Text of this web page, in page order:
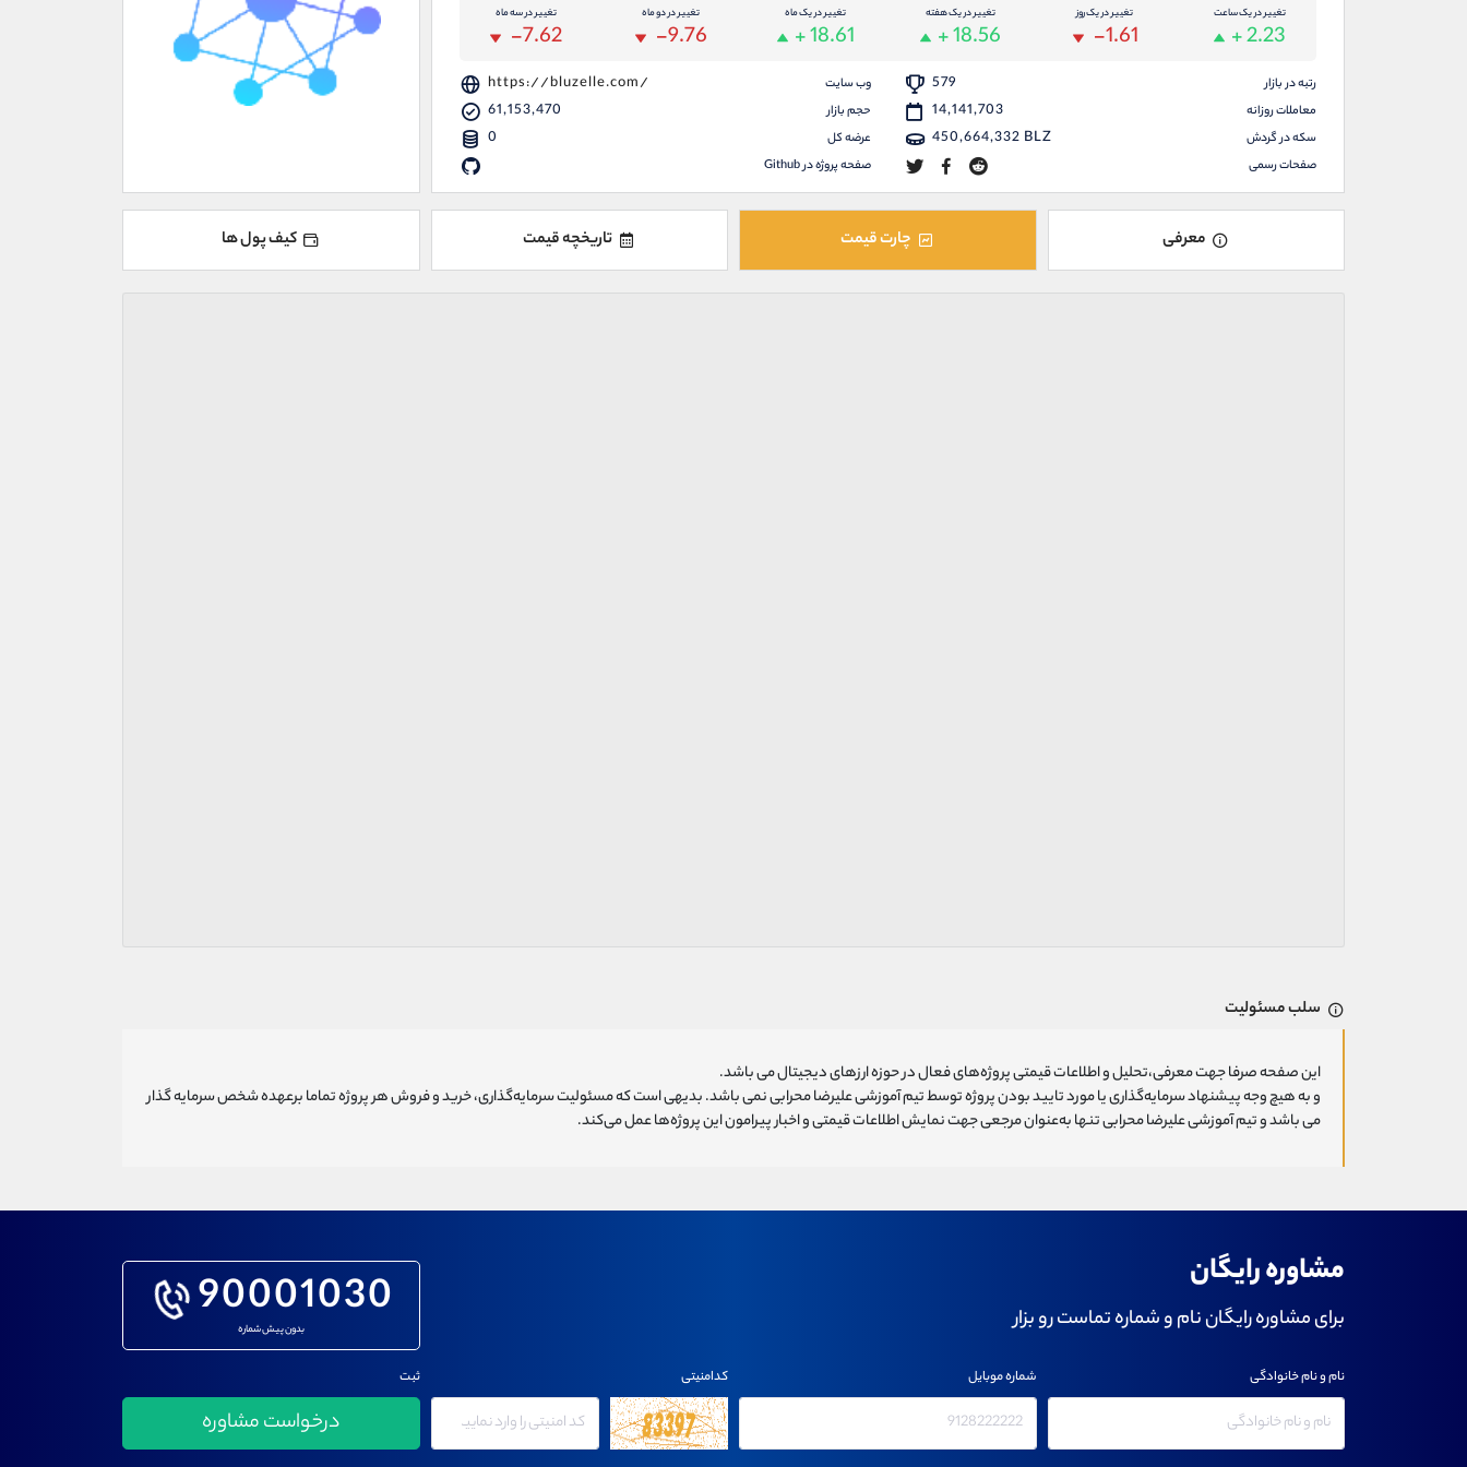
تغییر در یک ساعت
+ 2.23
تغییر در یک روز
-1.61
تغییر در یک هفته
+ 18.56
تغییر در یک ماه
+ 18.61
تغییر در دو ماه
-9.76
تغییر در سه ماه
-7.62
رتبه در بازار 579 وب سایت https://bluzelle.com/
معاملات روزانه 14,141,703 حجم بازار 61,153,470
سکه در گردش 450,664,332 BLZ عرضه کل 0
صفحات رسمی صفحه پروژه در Github
معرفی چارت قیمت تاریخچه قیمت کیف پول ها
سلب مسئولیت
این صفحه صرفا جهت معرفی،تحلیل و اطلاعات قیمتی پروژه‌های فعال در حوزه ارزهای دیجیتال می باشد.
و به هیچ وجه پیشنهاد سرمایه‌گذاری یا مورد تایید بودن پروژه توسط تیم آموزشی علیرضا محرابی نمی باشد. بدیهی است که مسئولیت سرمایه‌گذاری، خرید و فروش هر پروژه تماما برعهده شخص سرمایه گذار
می باشد و تیم آموزشی علیرضا محرابی تنها به‌عنوان مرجعی جهت نمایش اطلاعات قیمتی و اخبار پیرامون این پروژه‌‌ها عمل می‌کند.
مشاوره رایگان
برای مشاوره رایگان نام و شماره تماست رو بزار 90001030
بدون پیش شماره
نام و نام خانوادگی شماره موبایل کدامنیتی ثبت